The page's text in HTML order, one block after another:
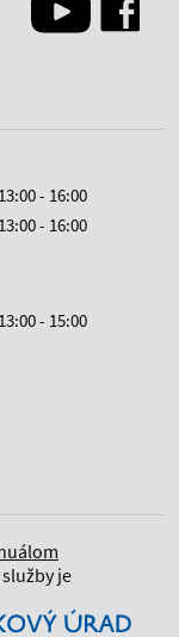
- 16:00
- 16:00
- 15:00
je